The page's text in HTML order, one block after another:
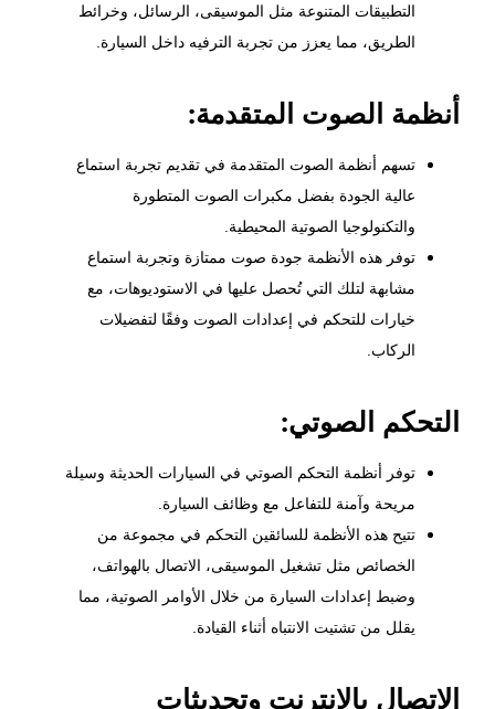
التطبيقات المتنوعة مثل الموسيقى، الرسائل، وخرائط
الطريق، مما يعزز من تجربة الترفيه داخل السيارة.
أنظمة الصوت المتقدمة:
تسهم أنظمة الصوت المتقدمة في تقديم تجربة استماع
عالية الجودة بفضل مكبرات الصوت المتطورة
والتكنولوجيا الصوتية المحيطية.
توفر هذه الأنظمة جودة صوت ممتازة وتجربة استماع
مشابهة لتلك التي تُحصل عليها في الاستوديوهات، مع
خيارات للتحكم في إعدادات الصوت وفقًا لتفضيلات
الركاب.
التحكم الصوتي:
توفر أنظمة التحكم الصوتي في السيارات الحديثة وسيلة
مريحة وآمنة للتفاعل مع وظائف السيارة.
تتيح هذه الأنظمة للسائقين التحكم في مجموعة من
الخصائص مثل تشغيل الموسيقى، الاتصال بالهواتف،
وضبط إعدادات السيارة من خلال الأوامر الصوتية، مما
يقلل من تشتيت الانتباه أثناء القيادة.
الاتصال بالإنترنت وتحديثات